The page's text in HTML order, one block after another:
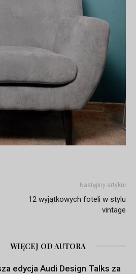
Następny artykuł
12 wyjątkowych foteli w stylu
vintage
WIĘCEJ OD AUTORA
edycja Audi Design Talks za